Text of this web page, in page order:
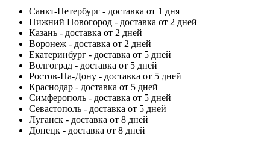
Санкт-Петербург - доставка от 1 дня
Нижний Новогород - доставка от 2 дней
Казань - доставка от 2 дней
Воронеж - доставка от 2 дней
Екатеринбург - доставка от 5 дней
Волгоград - доставка от 5 дней
Ростов-На-Дону - доставка от 5 дней
Краснодар - доставка от 5 дней
Симферополь - доставка от 5 дней
Севастополь - доставка от 5 дней
Луганск - доставка от 8 дней
Донецк - доставка от 8 дней